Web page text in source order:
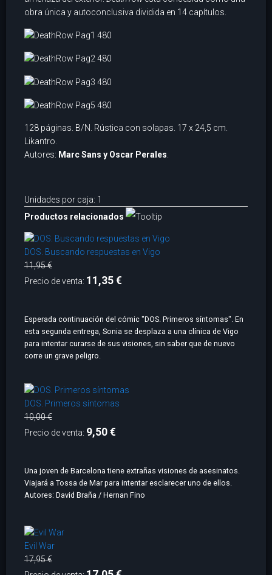
obra única y autoconclusiva dividida en 14 capítulos.
128 páginas. B/N. Rústica con solapas. 17 x 24,5 cm.
Likantro.
Autores: Marc Sans y Oscar Perales
Unidades por caja: 1
Productos relacionados
DOS. Buscando respuestas en Vigo
11,95 €
Precio de venta: 11,35 €
Esperada continuación del cómic "DOS. Primeros síntomas". En
esta segunda entrega, Sonia se desplaza a una clínica de Vigo
para intentar curarse de sus visiones, sin saber que de nuevo
corre un grave peligro.
DOS. Primeros síntomas
10,00 €
Precio de venta: 9,50 €
Una joven de Barcelona tiene extrañas visiones de asesinatos.
Viajará a Tossa de Mar para intentar esclarecer uno de ellos.
Autores: David Braña / Hernan Fino
Evil War
17,95 €